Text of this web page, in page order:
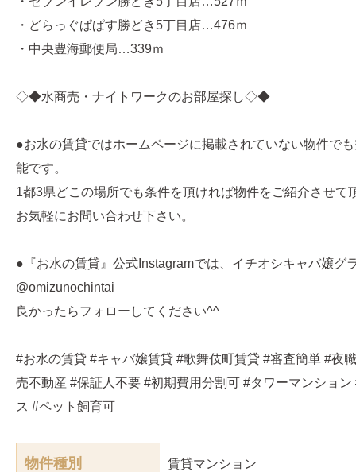
・どらっぐぱぱす勝どき5丁目店…476ｍ
・中央豊海郵便局…339ｍ
◇◆水商売・ナイトワークのお部屋探し◇◆
●お水の賃貸ではホームページに掲載されていない物件で
能です。
1都3県どこの場所でも条件を頂ければ物件をご紹介させて
お気軽にお問い合わせ下さい。
●『お水の賃貸』公式Instagramでは、イチオシキャバ嬢グ
@omizunochintai
良かったらフォローしてください^^
#お水の賃貸 #キャバ嬢賃貸 #歌舞伎町賃貸 #審査簡単 #夜
売不動産 #保証人不要 #初期費用分割可 #タワーマンショ
ス #ペット飼育可
物件種別 賃貸マンション